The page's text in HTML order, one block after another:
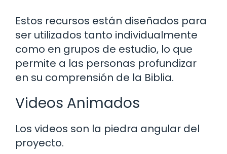
Estos recursos están diseñados para
ser utilizados tanto individualmente
como en grupos de estudio, lo que
permite a las personas profundizar
en su comprensión de la Biblia.
Videos Animados
Los videos son la piedra angular del
proyecto.